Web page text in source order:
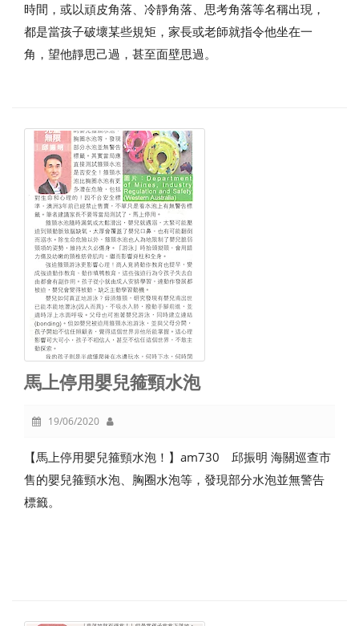
時間，或以頑皮角落、冷靜角落、思考角落等名稱出現，
都是當孩子破壞某些規矩，家長或老師就指令他坐在一
角，望他靜思己過，甚至面壁思過。
馬上停用嬰兒箍頸水泡
19/06/2020
【馬上停用嬰兒箍頸水泡！】am730 邱振明 海關巡查市
售的嬰兒箍頸水泡、胸圈水泡等，發現部分水泡並無警告
標籤。